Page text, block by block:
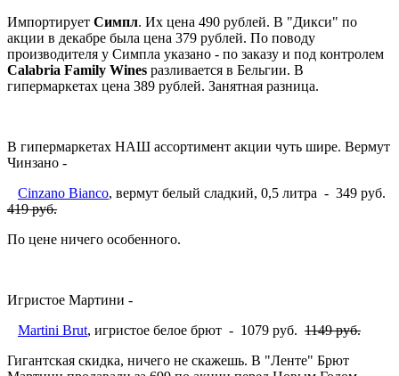
Импортирует Симпл. Их цена 490 рублей. В "Дикси" по
акции в декабре была цена 379 рублей. По поводу
производителя у Симпла указано - по заказу и под контролем
Calabria Family Wines разливается в Бельгии. В
гипермаркетах цена 389 рублей. Занятная разница.
В гипермаркетах НАШ ассортимент акции чуть шире. Вермут
Чинзано -
Cinzano Bianco, вермут белый сладкий, 0,5 литра - 349 руб.
419 руб.
По цене ничего особенного.
Игристое Мартини -
Martini Brut, игристое белое брют - 1079 руб. 1149 руб.
Гигантская скидка, ничего не скажешь. В "Ленте" Брют